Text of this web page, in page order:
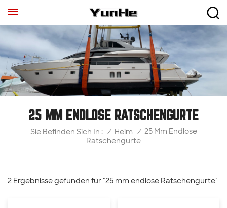
25 MM ENDLOSE RATSCHENGURTE
Sie Befinden Sich In : / Heim / 25 Mm Endlose
Ratschengurte
2 Ergebnisse gefunden für "25 mm endlose Ratschengurte"